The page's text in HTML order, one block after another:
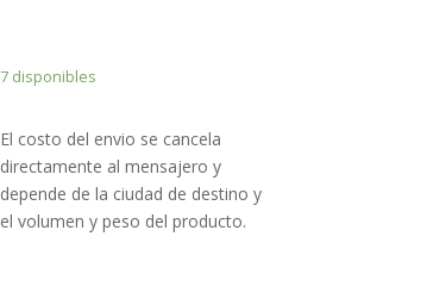
7 disponibles
El costo del envio se cancela
directamente al mensajero y
depende de la ciudad de destino y
el volumen y peso del producto.